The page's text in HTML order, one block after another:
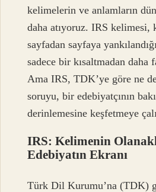
kelimelerin ve anlamların
daha atıyoruz. IRS kelimesi,
sayfadan sayfaya
sadece bir kısaltmadan daha
Ama IRS, TDK’ye göre ne
soruyu, bir edebiyatçının
derinlemesine keşfetmeye
IRS: Kelimenin
Edebiyatın Ekranı
Türk Dil Kurumu’na (TDK)